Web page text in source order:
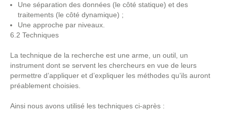
Une séparation des données (le côté statique) et des
traitements (le côté dynamique) ;
Une approche par niveaux.
6.2 Techniques
La technique de la recherche est une arme, un outil, un
instrument dont se servent les chercheurs en vue de leurs
permettre d’appliquer et d’expliquer les méthodes qu’ils auront
préablement choisies.
Ainsi nous avons utilisé les techniques ci-après :